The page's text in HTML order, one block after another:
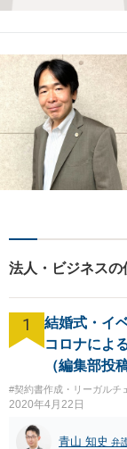
法人・ビジネス
1
結婚式・イ
コロナによ
（編集部投稿
#契約書作成・リーガルチ
2020年4月22日
青山 知史 弁